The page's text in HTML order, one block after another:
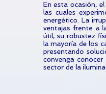
En esta ocasión,
las cuales
energético. La
ventajas frente a
útil, su robustez
la mayoría de los
presentando
convenga
sector de la